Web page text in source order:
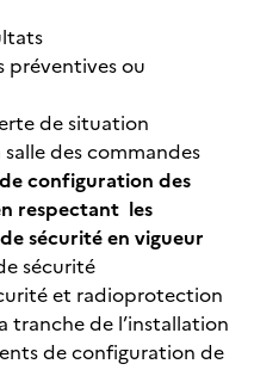
préventives ou
de situation
des commandes
configuration des
respectant les
sécurité en vigueur
sécurité
et radioprotection
tranche de l’installation
de configuration de